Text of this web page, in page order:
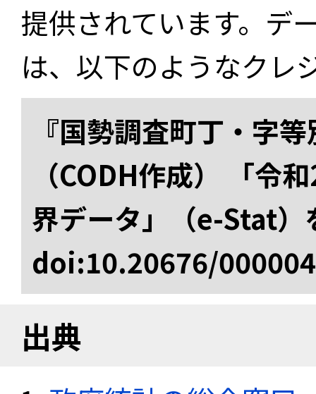
提供されています。デ
は、以下のようなクレ
『国勢調査町丁・字
（CODH作成） 「令
界データ」（e-Stat）
doi:10.20676/
出典